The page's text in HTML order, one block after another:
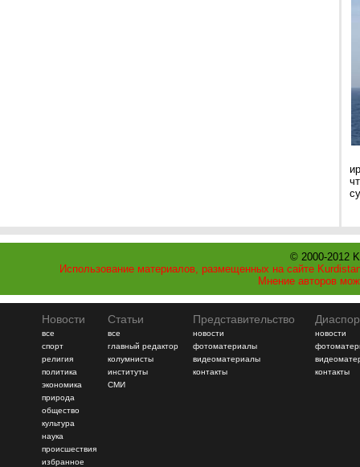
© 2000-2012
Использование материалов, размещенных на сайте
Мнение авторов
Новости
все
спорт
религия
политика
экономика
природа
общество
культура
наука
происшествия
избранное
Статьи
все
главный редактор
колумнисты
институты
СМИ
Представительство
новости
фотоматериалы
видеоматериалы
контакты
новости
контакты